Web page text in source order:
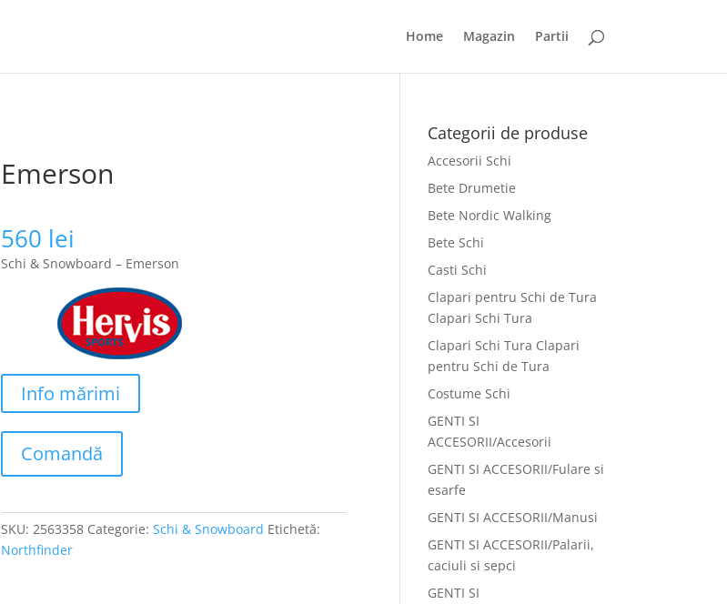
Home Magazin Partii
Emerson
560 lei
Schi & Snowboard – Emerson
Info mărimi
Comandă
SKU:2563358 Categorie:Schi & Snowboard Etichetă:
Northfinder
Categorii de produse
Accesorii Schi
Bete Drumetie
Bete Nordic Walking
Bete Schi
Casti Schi
Clapari pentru Schi de Tura
Clapari Schi Tura
Clapari Schi Tura Clapari
pentru Schi de Tura
Costume Schi
GENTI SI
ACCESORII/Accesorii
GENTI SI ACCESORII/Fulare si
esarfe
GENTI SI ACCESORII/Manusi
GENTI SI ACCESORII/Palarii,
caciuli si sepci
GENTI SI